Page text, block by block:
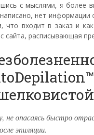
с мыслями, я более
нет информации
входит в заказ и
расписывающая
опасаясь быстро
эпиляции.